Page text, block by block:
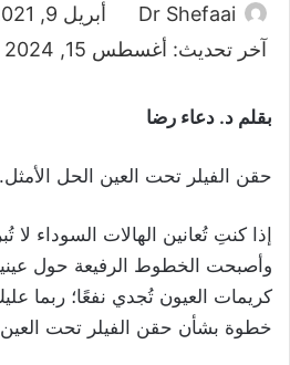
Dr Shefaai
أبريل 9, 2021
آخر تحديث: أغسطس 15, 2024
بقلم د. دعاء رضا
حقن الفيلر تحت العين الحل
إذا كنتِ تُعانين الهالات السوداء
وأصبحت الخطوط الرفيعة حول
كريمات العيون تُجدي نفعًا؛ ربما
خطوة بشأن حقن الفيلر تحت